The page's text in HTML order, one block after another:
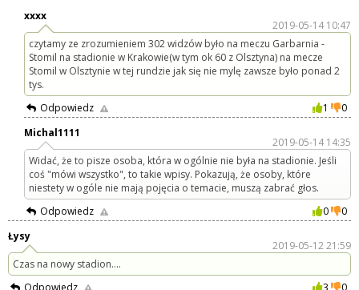
xxxx
2019-05-14 10:47
czytamy ze zrozumieniem 302 widzów było na meczu Garbarnia -
Stomil na stadionie w Krakowie(w tym ok 60 z Olsztyna) na mecze
Stomil w Olsztynie w tej rundzie jak się nie mylę zawsze było ponad 2
tys.
Odpowiedz
1
0
Michal1111
2019-05-14 14:35
Widać, że to pisze osoba, która w ogólnie nie była na stadionie. Jeśli
coś "mówi wszystko", to takie wpisy. Pokazują, że osoby, które
niestety w ogóle nie mają pojęcia o temacie, muszą zabrać głos.
Odpowiedz
0
0
Łysy
2019-05-12 21:59
Czas na nowy stadion....